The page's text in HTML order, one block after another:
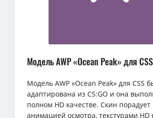
Модель AWP «Ocean Peak» для CSS
Модель AWP «Ocean Peak» для CSS
адаптирована из CS:GO и она
полном HD качестве. Скин порадует
анимацией осмотра, текстурами HD